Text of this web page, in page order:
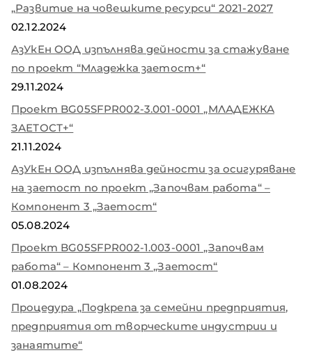
„Развитие на човешките ресурси“ 2021-2027
02.12.2024
АзУкЕн ООД изпълнява дейности за стажуване
по проект “Младежка заетост+“
29.11.2024
Проект BG05SFPR002-3.001-0001 „МЛАДЕЖКА
ЗАЕТОСТ+“
21.11.2024
АзУкЕн ООД изпълнява дейности за осигуряване
на заетост по проект „Започвам работа“ –
Компонент 3 „Заетост“
05.08.2024
Проект BG05SFPR002-1.003-0001 „Започвам
работа“ – Компонент 3 „Заетост“
01.08.2024
Процедура „Подкрепа за семейни предприятия,
предприятия от творческите индустрии и
занаятите“